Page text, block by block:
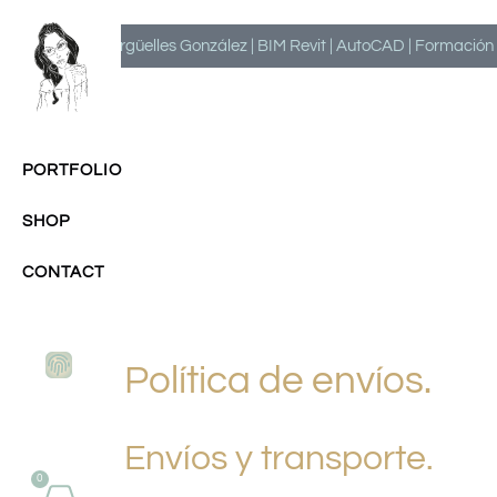
PORTFOLIO
SHOP
CONTACT
0
Milagros Argüelles González | BIM Revit | AutoCAD |
Política de envíos.
Envíos y transporte.